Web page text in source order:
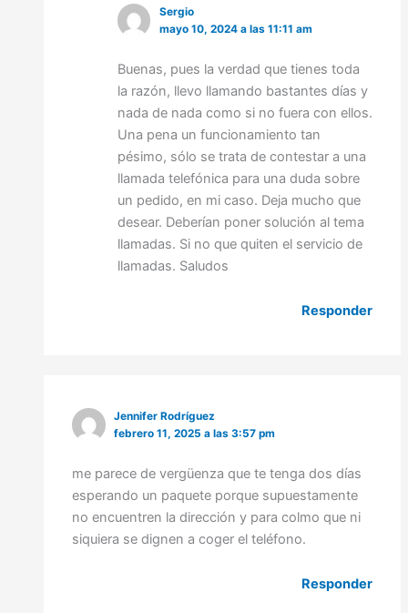
Sergio
mayo 10, 2024 a las 11:11 am
Buenas, pues la verdad que tienes toda
la razón, llevo llamando bastantes días y
nada de nada como si no fuera con ellos.
Una pena un funcionamiento tan
pésimo, sólo se trata de contestar a una
llamada telefónica para una duda sobre
un pedido, en mi caso. Deja mucho que
desear. Deberían poner solución al tema
llamadas. Si no que quiten el servicio de
llamadas. Saludos
Responder
Jennifer Rodríguez
febrero 11, 2025 a las 3:57 pm
me parece de vergüenza que te tenga dos días
esperando un paquete porque supuestamente
no encuentren la dirección y para colmo que ni
siquiera se dignen a coger el teléfono.
Responder